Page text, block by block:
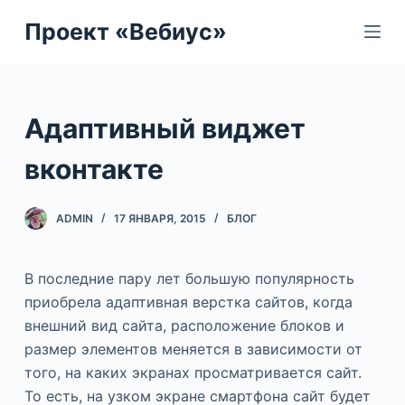
П
т
и
с
и
Проект «Вебиус»
Адаптивный виджет
вконтакте
ADMIN 17 ЯНВАРЯ, 2015 БЛОГ
В последние пару лет большую популярность
приобрела адаптивная верстка сайтов, когда
внешний вид сайта, расположение блоков и
размер элементов меняется в зависимости от
того, на каких экранах просматривается сайт.
То есть, на узком экране смартфона сайт будет